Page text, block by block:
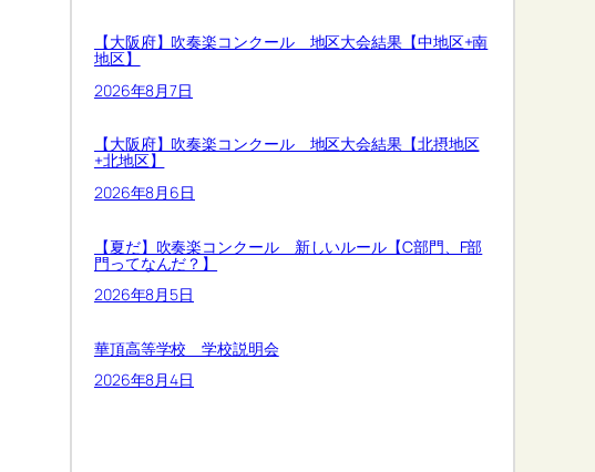
【大阪府】吹奏楽コンクール 地区大会結果【中地区+南
地区】
2026年8月7日
【大阪府】吹奏楽コンクール 地区大会結果【北摂地区
+北地区】
2026年8月6日
【夏だ】吹奏楽コンクール 新しいルール【C部門、F部
門ってなんだ？】
2026年8月5日
華頂高等学校 学校説明会
2026年8月4日